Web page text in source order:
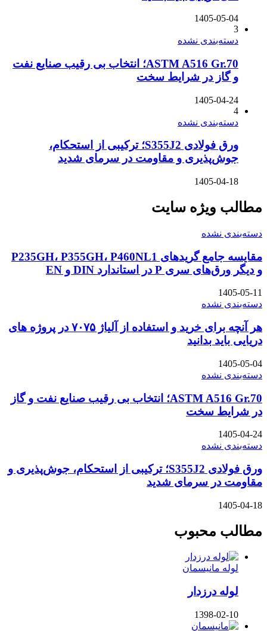
1405-05-04
3
دسته‌بندی نشده
ASTM A516 Gr.70؛ انتخاب بی رقیب صنایع نفت
و گاز در شرایط سخت
1405-04-24
4
دسته‌بندی نشده
ورق فولادی S355J2؛ ترکیبی از استحکام،
جوش‌پذیری و مقاومت در سرمای شدید
1405-04-18
مطالب ویژه سایت
دسته‌بندی نشده
مقایسه جامع گریدهای P235GH، P355GH، P460NL1
و دیگر ورق‌های سری P در استاندارد DIN و EN
1405-05-11
دسته‌بندی نشده
هر آنچه برای خرید و استفاده از آلیاژ ۷۰۷۵ در پروژه های
دریایی باید بدانید
1405-05-04
دسته‌بندی نشده
ASTM A516 Gr.70؛ انتخاب بی رقیب صنایع نفت و گاز
در شرایط سخت
1405-04-24
دسته‌بندی نشده
ورق فولادی S355J2؛ ترکیبی از استحکام، جوش‌پذیری و
مقاومت در سرمای شدید
1405-04-18
مطالب محبوب
لوله مانیسمان
لوله درزدار
1398-02-10